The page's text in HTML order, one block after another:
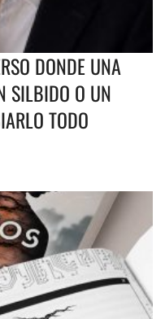
DONDE UNA
SILBIDO O UN
TODO